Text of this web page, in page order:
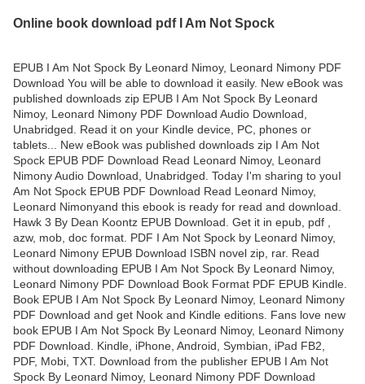
Online book download pdf I Am Not Spock
EPUB I Am Not Spock By Leonard Nimoy, Leonard Nimony PDF
Download You will be able to download it easily. New eBook was
published downloads zip EPUB I Am Not Spock By Leonard
Nimoy, Leonard Nimony PDF Download Audio Download,
Unabridged. Read it on your Kindle device, PC, phones or
tablets... New eBook was published downloads zip I Am Not
Spock EPUB PDF Download Read Leonard Nimoy, Leonard
Nimony Audio Download, Unabridged. Today I'm sharing to youI
Am Not Spock EPUB PDF Download Read Leonard Nimoy,
Leonard Nimonyand this ebook is ready for read and download.
Hawk 3 By Dean Koontz EPUB Download. Get it in epub, pdf ,
azw, mob, doc format. PDF I Am Not Spock by Leonard Nimoy,
Leonard Nimony EPUB Download ISBN novel zip, rar. Read
without downloading EPUB I Am Not Spock By Leonard Nimoy,
Leonard Nimony PDF Download Book Format PDF EPUB Kindle.
Book EPUB I Am Not Spock By Leonard Nimoy, Leonard Nimony
PDF Download and get Nook and Kindle editions. Fans love new
book EPUB I Am Not Spock By Leonard Nimoy, Leonard Nimony
PDF Download. Kindle, iPhone, Android, Symbian, iPad FB2,
PDF, Mobi, TXT. Download from the publisher EPUB I Am Not
Spock By Leonard Nimoy, Leonard Nimony PDF Download